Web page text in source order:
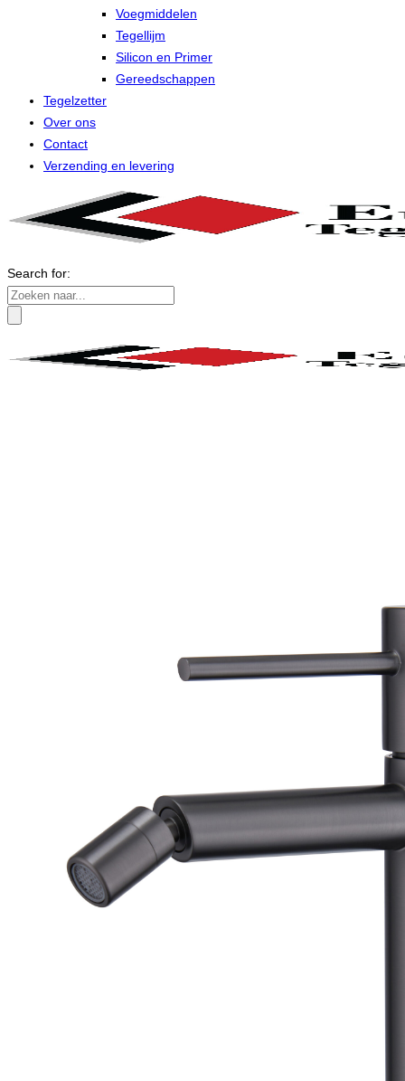
Voegmiddelen
Tegellijm
Silicon en Primer
Gereedschappen
Tegelzetter
Over ons
Contact
Verzending en levering
Search for: